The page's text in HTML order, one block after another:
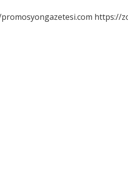
https://